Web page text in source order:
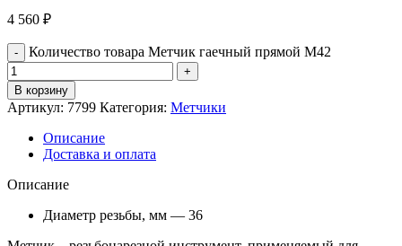
4 560 ₽
Количество товара Метчик гаечный прямой М42
В корзину
Артикул: 7799 Категория: Метчики
Описание
Доставка и оплата
Описание
Диаметр резьбы, мм — 36